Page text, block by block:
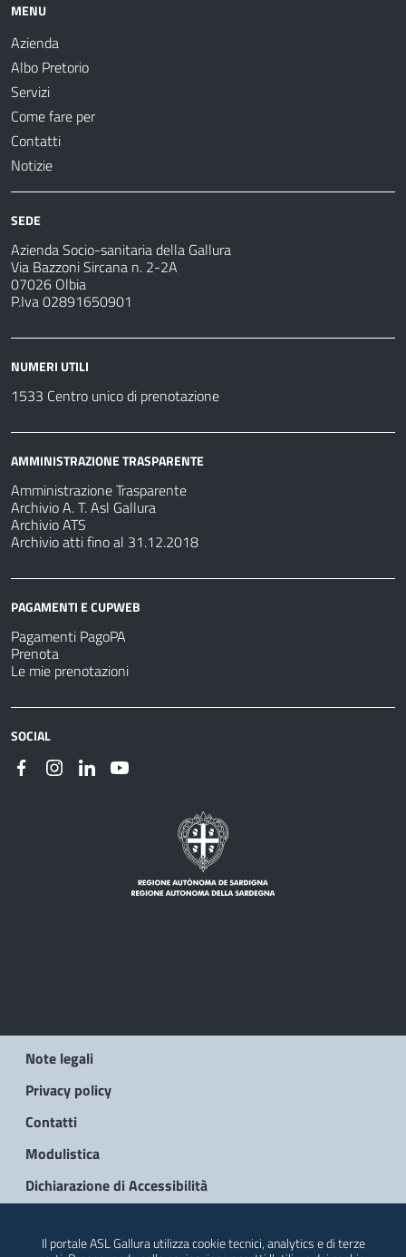
MENU
Azienda
Albo Pretorio
Servizi
Come fare per
Contatti
Notizie
SEDE
Azienda Socio-sanitaria della Gallura
Via Bazzoni Sircana n. 2-2A
07026 Olbia
P.Iva 02891650901
NUMERI UTILI
1533 Centro unico di prenotazione
AMMINISTRAZIONE TRASPARENTE
Amministrazione Trasparente
Archivio A. T. Asl Gallura
Archivio ATS
Archivio atti fino al 31.12.2018
PAGAMENTI E CUPWEB
Pagamenti PagoPA
Prenota
Le mie prenotazioni
SOCIAL
Note legali
Privacy policy
Contatti
Modulistica
Dichiarazione di Accessibilità
Il portale ASL Gallura utilizza cookie tecnici, analytics e di terze